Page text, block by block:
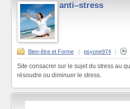
anti–stress
Bien-être et Forme | psyone974 |
Site consacrer sur le sujet du stress au
résoudre ou diminuer le stress.